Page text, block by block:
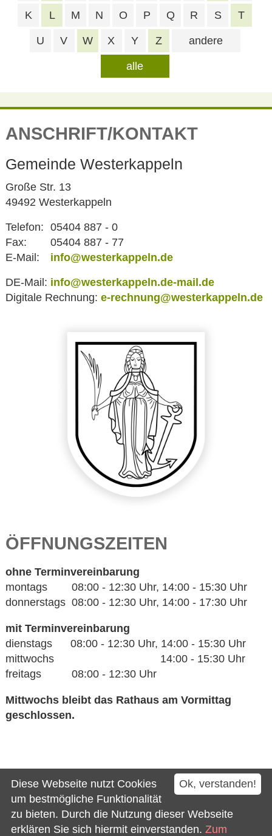
alle
K L M N O P Q R S T
U V W X Y Z andere
ANSCHRIFT/KONTAKT
Gemeinde Westerkappeln
Große Str. 13
49492 Westerkappeln
Telefon: 05404 887 - 0
Fax:
05404 887 - 77
E-Mail:
info@westerkappeln.de
DE-Mail: info@westerkappeln.de-mail.de
Digitale Rechnung: e-rechnung@westerkappeln.de
ÖFFNUNGSZEITEN
ohne Terminvereinbarung
montags 08:00 - 12:30 Uhr, 14:00 - 15:30 Uhr
donnerstags 08:00 - 12:30 Uhr, 14:00 - 17:30 Uhr
mit Terminvereinbarung
dienstags 08:00 - 12:30 Uhr, 14:00 - 15:30 Uhr
mittwochs 14:00 - 15:30 Uhr
freitags 08:00 - 12:30 Uhr
Mittwochs bleibt das Rathaus am Vormittag
geschlossen.
Kontakt
Impressum
Datenschutz
Ok, verstanden!
Diese Webseite nutzt Cookies
um bestmögliche Funktionalität
zu bieten. Durch die Nutzung dieser Webseite
erklären Sie sich hiermit einverstanden. Zum